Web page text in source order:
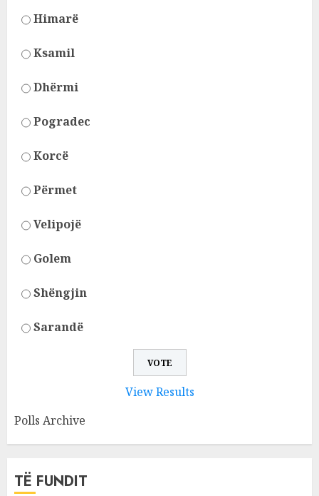
Himarë
Ksamil
Dhërmi
Pogradec
Korcë
Përmet
Velipojë
Golem
Shëngjin
Sarandë
View Results
Polls Archive
TË FUNDIT